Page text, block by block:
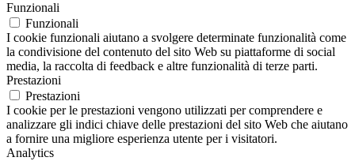
Funzionali
Funzionali
I cookie funzionali aiutano a svolgere determinate funzionalità come
la condivisione del contenuto del sito Web su piattaforme di social
media, la raccolta di feedback e altre funzionalità di terze parti.
Prestazioni
Prestazioni
I cookie per le prestazioni vengono utilizzati per comprendere e
analizzare gli indici chiave delle prestazioni del sito Web che aiutano
a fornire una migliore esperienza utente per i visitatori.
Analytics